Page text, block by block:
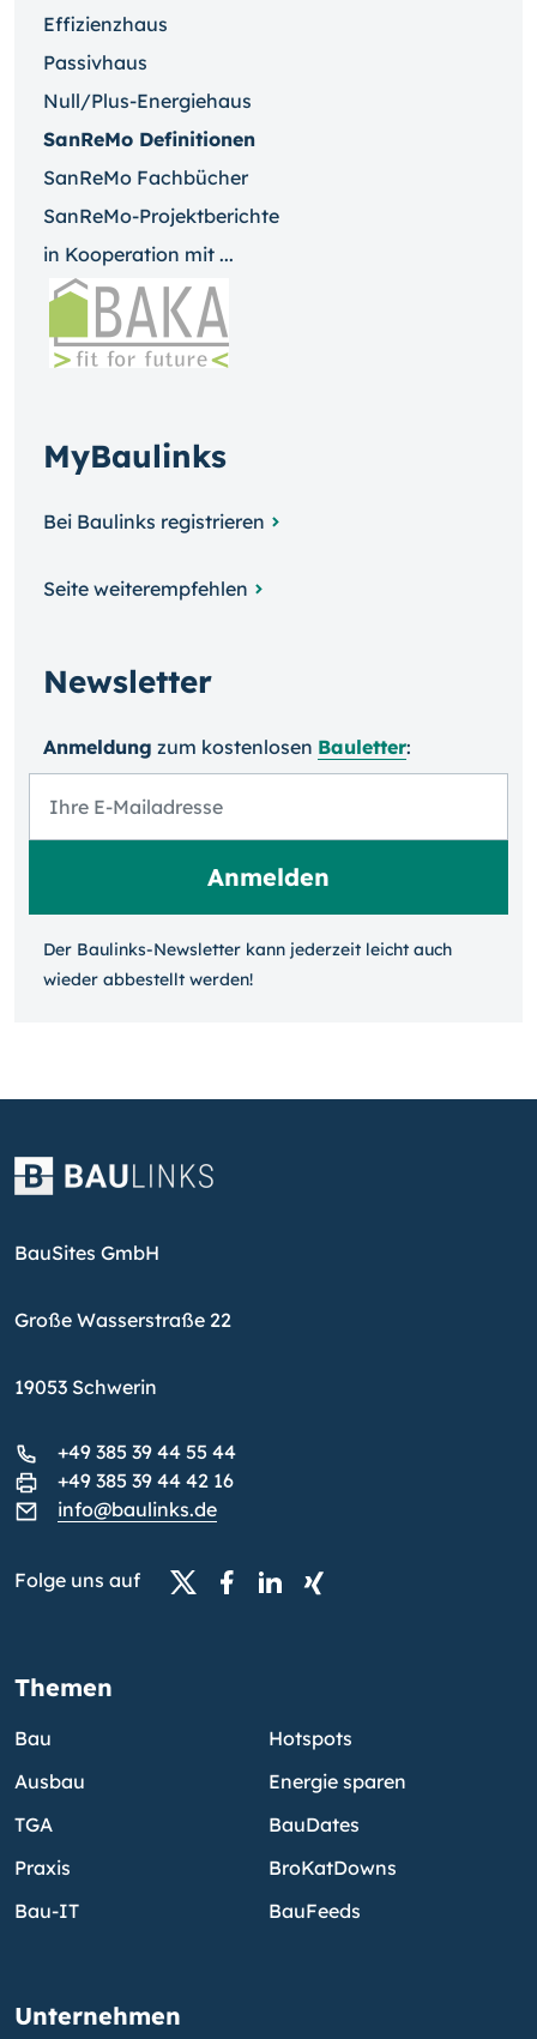
Effizienzhaus
Passivhaus
Null/Plus-Energiehaus
SanReMo Definitionen
SanReMo Fachbücher
SanReMo-Projektberichte
in Kooperation mit ...
MyBaulinks
Bei Baulinks registrieren
Seite weiterempfehlen
Newsletter
Anmeldung zum kosten­losen Bauletter:
Der Baulinks-Newsletter kann jeder­zeit leicht auch
wieder ab­bestellt werden!
BauSites GmbH
Große Wasserstraße 22
19053 Schwerin
+49 385 39 44 55 44
+49 385 39 44 42 16
info@baulinks.de
Folge uns auf
Themen
Bau
Ausbau
TGA
Praxis
Bau-IT
Hotspots
Energie sparen
BauDates
BroKatDowns
BauFeeds
Unternehmen